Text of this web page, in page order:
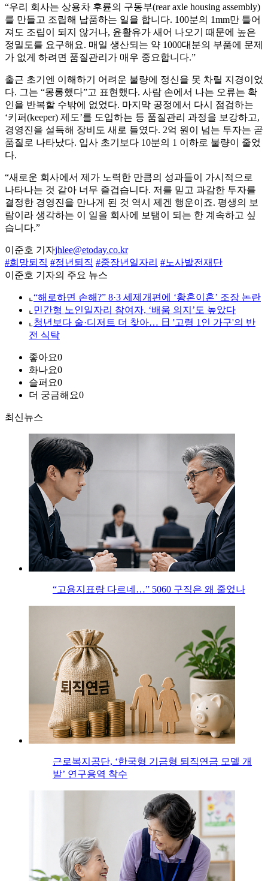
“우리 회사는 상용차 후륜의 구동부(rear axle housing assembly)
를 만들고 조립해 납품하는 일을 합니다. 100분의 1mm만 틀어
져도 조립이 되지 않거나, 윤활유가 새어 나오기 때문에 높은
정밀도를 요구해요. 매일 생산되는 약 1000대분의 부품에 문제
가 없게 하려면 품질관리가 매우 중요합니다.”
출근 초기엔 이해하기 어려운 불량에 정신을 못 차릴 지경이었
다. 그는 “몽롱했다”고 표현했다. 사람 손에서 나는 오류는 확
인을 반복할 수밖에 없었다. 마지막 공정에서 다시 점검하는
‘키퍼(keeper) 제도’를 도입하는 등 품질관리 과정을 보강하고,
경영진을 설득해 장비도 새로 들였다. 2억 원이 넘는 투자는 곧
품질로 나타났다. 입사 초기보다 10분의 1 이하로 불량이 줄었
다.
“새로운 회사에서 제가 노력한 만큼의 성과들이 가시적으로
나타나는 것 같아 너무 즐겁습니다. 저를 믿고 과감한 투자를
결정한 경영진을 만나게 된 것 역시 제겐 행운이죠. 평생의 보
람이라 생각하는 이 일을 회사에 보탬이 되는 한 계속하고 싶
습니다.”
이준호 기자jhlee@etoday.co.kr
#희망퇴직 #정년퇴직 #중장년일자리 #노사발전재단
이준호 기자의 주요 뉴스
⌞ “해로하면 손해?” 8·3 세제개편에 ‘황혼이혼’ 조장 논란
⌞ 민간형 노인일자리 참여자, ‘배움 의지’도 높았다
⌞ 청년보다 술·디저트 더 찾아… 日 '고령 1인 가구'의 반
전 식탁
좋아요0
화나요0
슬퍼요0
더 궁금해요0
최신뉴스
“고용지표랑 다르네…” 5060 구직은 왜 줄었나
근로복지공단, ‘한국형 기금형 퇴직연금 모델 개
발’ 연구용역 착수